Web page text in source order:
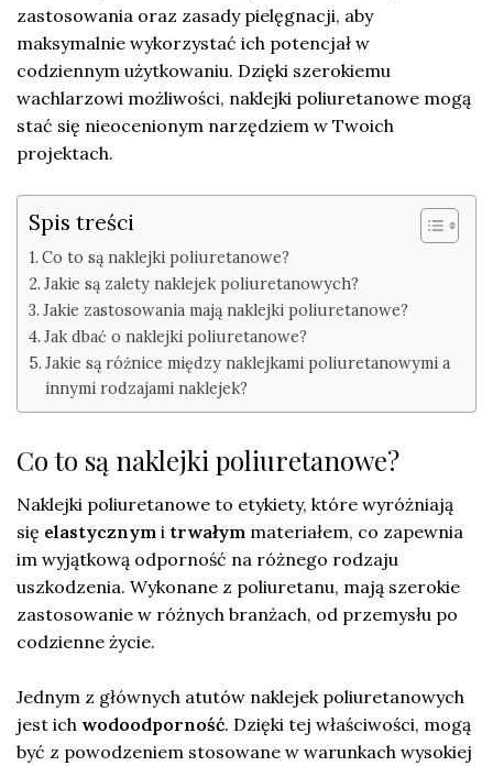
zastosowania oraz zasady pielęgnacji, aby
maksymalnie wykorzystać ich potencjał w
codziennym użytkowaniu. Dzięki szerokiemu
wachlarzowi możliwości, naklejki poliuretanowe mogą
stać się nieocenionym narzędziem w Twoich
projektach.
Spis treści
Co to są naklejki poliuretanowe?
Jakie są zalety naklejek poliuretanowych?
Jakie zastosowania mają naklejki poliuretanowe?
Jak dbać o naklejki poliuretanowe?
Jakie są różnice między naklejkami poliuretanowymi a
innymi rodzajami naklejek?
Co to są naklejki poliuretanowe?
Naklejki poliuretanowe to etykiety, które wyróżniają
się elastycznym i trwałym materiałem, co zapewnia
im wyjątkową odporność na różnego rodzaju
uszkodzenia. Wykonane z poliuretanu, mają szerokie
zastosowanie w różnych branżach, od przemysłu po
codzienne życie.
Jednym z głównych atutów naklejek poliuretanowych
jest ich wodoodporność. Dzięki tej właściwości, mogą
być z powodzeniem stosowane w warunkach wysokiej